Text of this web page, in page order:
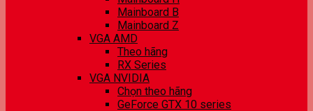
Mainboard B
Mainboard Z
VGA AMD
Theo hãng
RX Series
VGA NVIDIA
Chọn theo hãng
GeForce GTX 10 series